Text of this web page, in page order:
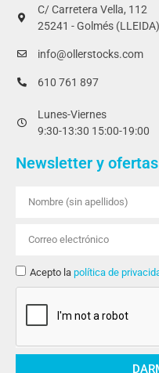
C/ Carretera Vella, 112
25241 - Golmés (LLEIDA)
info@ollerstocks.com
610 761 897
Lunes-Viernes
9:30-13:30 15:00-19:00
Newsletter y ofertas
Acepto la política de